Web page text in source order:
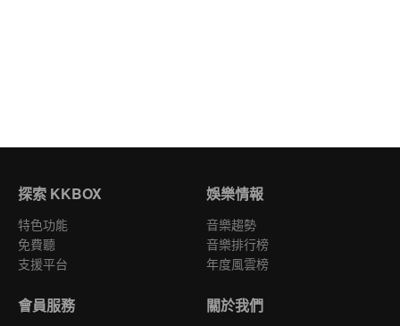
探索 KKBOX
特色功能
免費聽
支援平台
娛樂情報
音樂趨勢
音樂排行榜
年度風雲榜
會員服務 關於我們